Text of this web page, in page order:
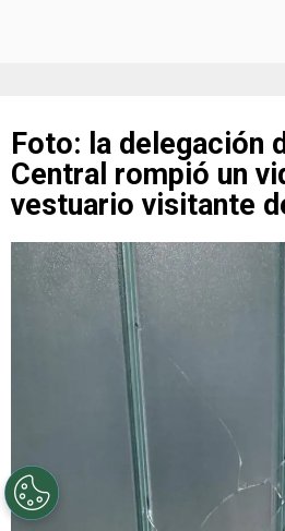
Foto: la delegación
Central rompió un
vestuario visitante